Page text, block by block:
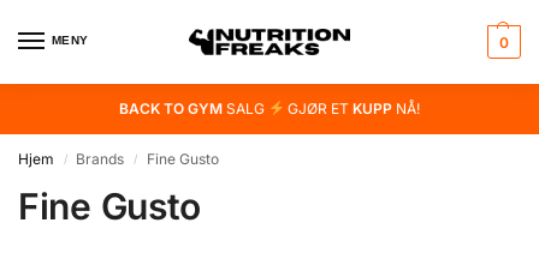
MENY 0
BACK TO GYMSALG GJØR ET KUPP NÅ!
Hjem / Brands / Fine Gusto
Fine Gusto